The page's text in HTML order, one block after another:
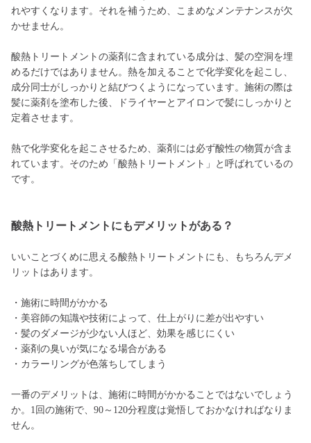
れやすくなります。それを補うため、こまめなメンテナンスが欠
かせません。
酸熱トリートメントの薬剤に含まれている成分は、髪の空洞を埋
めるだけではありません。熱を加えることで化学変化を起こし、
成分同士がしっかりと結びつくようになっています。施術の際は
髪に薬剤を塗布した後、ドライヤーとアイロンで髪にしっかりと
定着させます。
熱で化学変化を起こさせるため、薬剤には必ず酸性の物質が含ま
れています。そのため「酸熱トリートメント」と呼ばれているの
です。
酸熱トリートメントにもデメリットがある？
いいことづくめに思える酸熱トリートメントにも、もちろんデメ
リットはあります。
・施術に時間がかかる
・美容師の知識や技術によって、仕上がりに差が出やすい
・髪のダメージが少ない人ほど、効果を感じにくい
・薬剤の臭いが気になる場合がある
・カラーリングが色落ちしてしまう
一番のデメリットは、施術に時間がかかることではないでしょう
か。1回の施術で、90～120分程度は覚悟しておかなければなりま
せん。